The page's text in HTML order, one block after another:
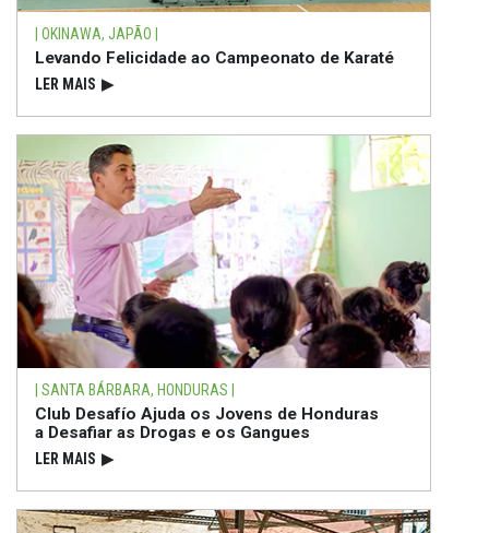
| OKINAWA, JAPÃO |
Levando Felicidade ao Campeonato de Karaté
LER MAIS ▶
| SANTA BÁRBARA, HONDURAS |
Club Desafío Ajuda os Jovens de Honduras
a Desafiar as Drogas e os Gangues
LER MAIS ▶